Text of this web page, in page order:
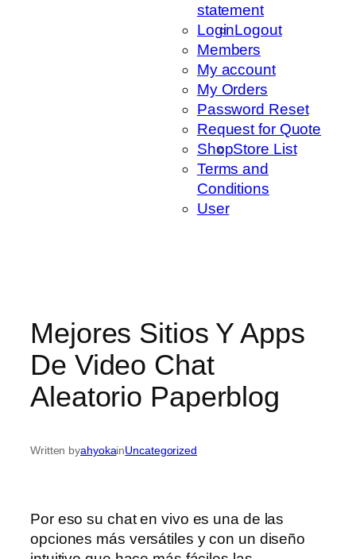
statement
LoginLogout
Members
My account
My Orders
Password Reset
Request for Quote
ShopStore List
Terms and
Conditions
User
Mejores Sitios Y Apps
De Video Chat
Aleatorio Paperblog
Written byahyokainUncategorized
Por eso su chat en vivo es una de las
opciones más versátiles y con un diseño